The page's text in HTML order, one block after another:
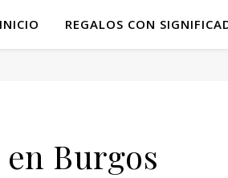
INICIO REGALOS CON
Burgos